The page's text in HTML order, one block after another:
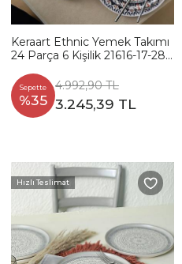
Keraart Ethnic Yemek Takımı
24 Parça 6 Kişilik 21616-17-28-
Sepette
%35
4.992,90 TL
3.245,39 TL
Hızlı Teslimat